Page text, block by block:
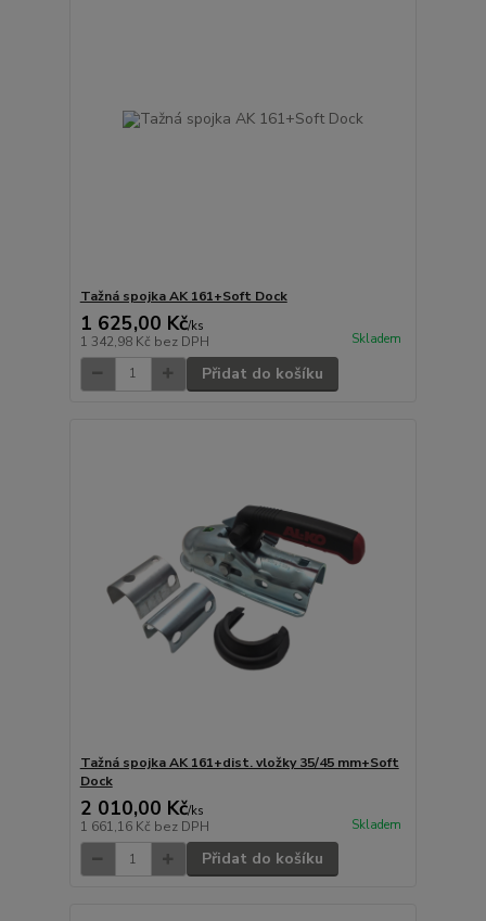
Tažná spojka AK 161+Soft Dock
1 625,00 Kč/ks
1 342,98 Kč bez DPH Skladem
Přidat do košíku
Tažná spojka AK 161+dist. vložky 35/45 mm+Soft
Dock
2 010,00 Kč/ks
1 661,16 Kč bez DPH Skladem
Přidat do košíku